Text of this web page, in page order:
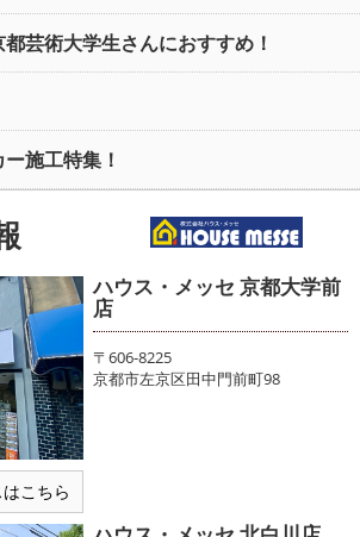
芸術大学生さんにおすすめ！
施工特集！
こちら
ハウス・メッセ 京都大学前
店
〒606-8225
京都市左京区田中門前町98